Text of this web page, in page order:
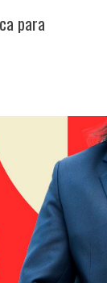
para